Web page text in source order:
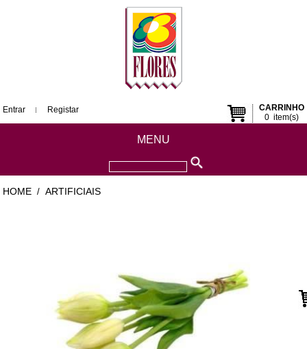
CARRINHO
0item(s)
Entrar Registar
MENU
HOME / ARTIFICIAIS